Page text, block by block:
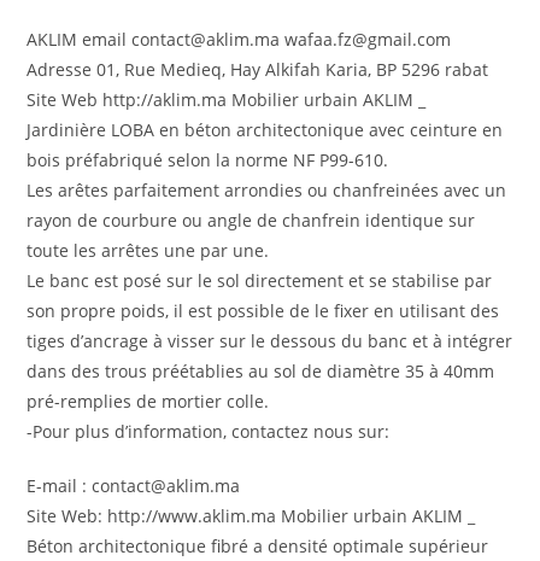
AKLIM email contact@aklim.ma wafaa.fz@gmail.com
Adresse 01, Rue Medieq, Hay Alkifah Karia, BP 5296 rabat
Site Web http://aklim.ma Mobilier urbain AKLIM _
Jardinière LOBA en béton architectonique avec ceinture en
bois préfabriqué selon la norme NF P99-610.
Les arêtes parfaitement arrondies ou chanfreinées avec un
rayon de courbure ou angle de chanfrein identique sur
toute les arrêtes une par une.
Le banc est posé sur le sol directement et se stabilise par
son propre poids, il est possible de le fixer en utilisant des
tiges d’ancrage à visser sur le dessous du banc et à intégrer
dans des trous préétablies au sol de diamètre 35 à 40mm
pré-remplies de mortier colle.
-Pour plus d’information, contactez nous sur:
E-mail : contact@aklim.ma
Site Web: http://www.aklim.ma Mobilier urbain AKLIM _
Béton architectonique fibré a densité optimale supérieur